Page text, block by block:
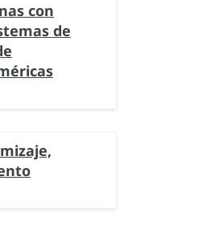
con
de